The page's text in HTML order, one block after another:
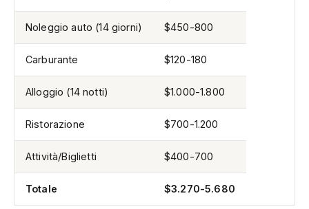
Noleggio auto (14 giorni) $450-800
Carburante $120-180
Alloggio (14 notti) $1.000-1.800
Ristorazione $700-1.200
Attività/Biglietti $400-700
Totale $3.270-5.680